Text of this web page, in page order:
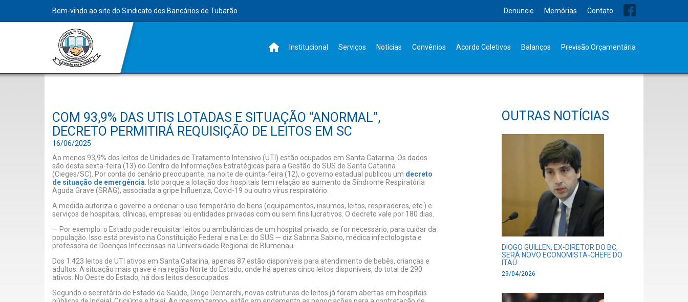
Bem-vindo ao site do Sindicato dos Bancários de Tubarão Denuncie Memórias Contato
Institucional Serviços Notícias Convênios Acordo Coletivos Balanços Previsão Orçamentária
COM 93,9% DAS UTIS LOTADAS E SITUAÇÃO “ANORMAL”,
DECRETO PERMITIRÁ REQUISIÇÃO DE LEITOS EM SC
16/06/2025
Ao menos 93,9% dos leitos de Unidades de Tratamento Intensivo (UTI) estão ocupados em Santa Catarina. Os dados
são desta sexta-feira (13) do Centro de Informações Estratégicas para a Gestão do SUS de Santa Catarina
(Cieges/SC). Por conta do cenário preocupante, na noite de quinta-feira (12), o governo estadual publicou um decreto
de situação de emergência . Isto porque a lotação dos hospitais tem relação ao aumento da Síndrome Respiratória
Aguda Grave (SRAG), associada a gripe Influenza, Covid-19 ou outro vírus respiratório.
A medida autoriza o governo a ordenar o uso temporário de bens (equipamentos, insumos, leitos, respiradores, etc.) e
serviços de hospitais, clínicas, empresas ou entidades privadas com ou sem fins lucrativos. O decreto vale por 180 dias.
— Por exemplo: o Estado pode requisitar leitos ou ambulâncias de um hospital privado, se for necessário, para cuidar da
população. Isso está previsto na Constituição Federal e na Lei do SUS — diz Sabrina Sabino, médica infectologista e
professora de Doenças Infecciosas na Universidade Regional de Blumenau.
Dos 1.423 leitos de UTI ativos em Santa Catarina, apenas 87 estão disponíveis para atendimento de bebês, crianças e
adultos. A situação mais grave é na região Norte do Estado, onde há apenas cinco leitos disponíveis, do total de 290
ativos. No Oeste do Estado, há dois leitos desocupados.
Segundo o secretário de Estado da Saúde, Diogo Demarchi, novas estruturas de leitos já foram abertas em hospitais
OUTRAS NOTÍCIAS
DIOGO GUILLEN, EX-DIRETOR DO BC,
SERÁ NOVO ECONOMISTA-CHEFE DO
ITAÚ
29/04/2026